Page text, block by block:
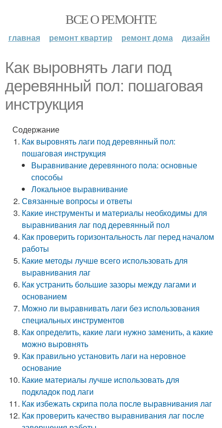
ВСЕ О РЕМОНТЕ
главная ремонт квартир ремонт дома дизайн
Как выровнять лаги под
деревянный пол: пошаговая
инструкция
Содержание
Как выровнять лаги под деревянный пол:
пошаговая инструкция
Выравнивание деревянного пола: основные
способы
Локальное выравнивание
Связанные вопросы и ответы
Какие инструменты и материалы необходимы для
выравнивания лаг под деревянный пол
Как проверить горизонтальность лаг перед началом
работы
Какие методы лучше всего использовать для
выравнивания лаг
Как устранить большие зазоры между лагами и
основанием
Можно ли выравнивать лаги без использования
специальных инструментов
Как определить, какие лаги нужно заменить, а какие
можно выровнять
Как правильно установить лаги на неровное
основание
Какие материалы лучше использовать для
подкладок под лаги
Как избежать скрипа пола после выравнивания лаг
Как проверить качество выравнивания лаг после